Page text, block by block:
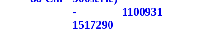
-
1517290
1100931